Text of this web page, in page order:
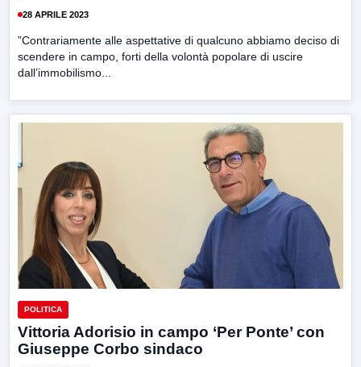
28 APRILE 2023
”Contrariamente alle aspettative di qualcuno abbiamo deciso di
scendere in campo, forti della volontà popolare di uscire
dall’immobilismo...
POLITICA
Vittoria Adorisio in campo ‘Per Ponte’ con
Giuseppe Corbo sindaco